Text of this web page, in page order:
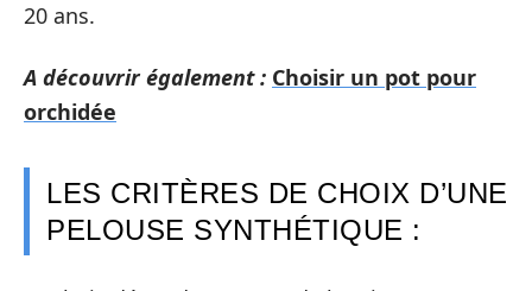
20 ans.
A découvrir également : Choisir un pot pour
orchidée
LES CRITÈRES DE CHOIX D’UNE
PELOUSE SYNTHÉTIQUE :